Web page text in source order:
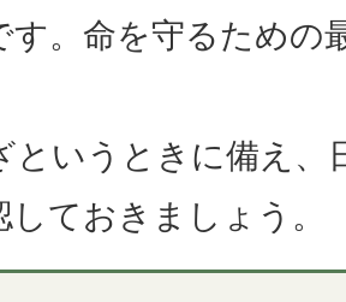
す。命を守るための
というときに備え、
ておきましょう。